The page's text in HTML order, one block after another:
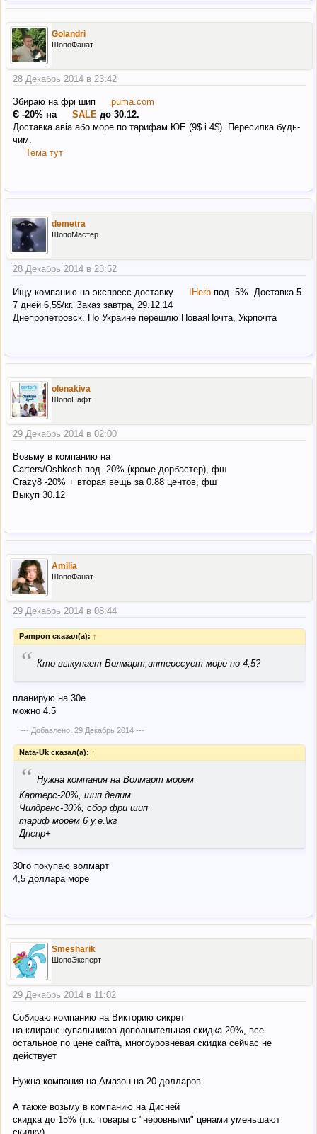
Golandri
ШопоФанат
28 Декабрь 2014 в 23:42
Збираю на фрі шип
puma.com
Є -20% на
SALE до 30.12.
Доставка авіа або море по тарифам ЮЕ (9$ і 4$). Пересилка будь-
чим.
Тема тут
demetra
ШопоМастер
28 Декабрь 2014 в 23:52
Ищу компанию на экспресс-доставку IHerb под -5%. Доставка 5-
7 дней 6,5$/кг. Заказ завтра, 29.12.14
Днепропетровск. По Украине перешлю НоваяПочта, Укрпочта
olenakiva
ШопоНафт
29 Декабрь 2014 в 02:00
Возьму в компанию на
Carters/Oshkosh под -20% (кроме дорбастер), фш
Сrazy8 -20% + вторая вещь за 0.88 центов, фш
Выкуп 30.12
Amilia
ШопоФанат
29 Декабрь 2014 в 08:44
Pampon сказал(а): ↑
“ Кто выкупает Волмарт,интересует море по 4,5?
планирую на 30е
можно 4.5
--- Добавлено, 29 Декабрь 2014---
Nata-Uk сказал(а): ↑
“ Нужна компания на Волмарт морем
Картерс-20%, шип делим
Чилдренс-30%, сбор фри шип
тариф морем 6 у.е.\кг
Днепр+
30го покупаю волмарт
4,5 доллара море
Smesharik
ШопоЭксперт
29 Декабрь 2014 в 11:02
Собираю компанию на Викторию сикрет
на клиранс купальников дополнительная скидка 20%, все
остальное по цене сайта, многоуровневая скидка сейчас не
действует
Нужна компания на Амазон на 20 долларов
А также возьму в компанию на Дисней
скидка до 15% (т.к. товары с "неровными" ценами уменьшают